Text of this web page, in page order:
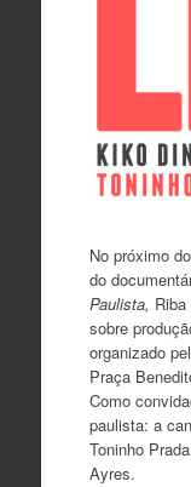
No próximo
do
Paulista,
sobre
organizado
Praça
Como
paulista: a
Toninho
Ayres.